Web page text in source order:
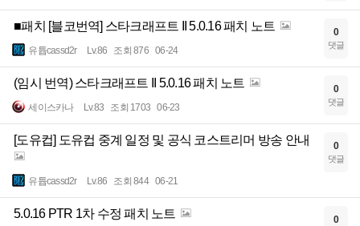
■패치 [블코번역] 스타크래프트 II 5.0.16 패치 노트
유튭cassd2r Lv.86 조회 876 06-24
0
댓글
(임시 번역) 스타크래프트 II 5.0.16 패치 노트
세이스카나 Lv.83 조회 1703 06-23
0
댓글
[도유컵] 도유컵 중계 일정 및 공식 코스트리머 방송 안내
유튭cassd2r Lv.86 조회 844 06-21
0
댓글
5.0.16 PTR 1차 수정 패치 노트 0